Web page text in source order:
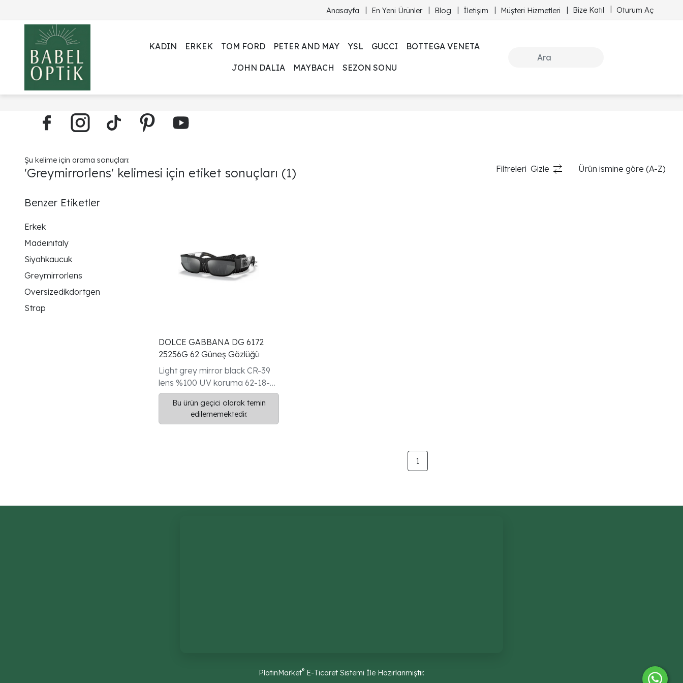
Anasayfa En Yeni Ürünler Blog İletişim Müşteri Hizmetleri Bize Katıl Oturum Aç
KADIN ERKEK TOM FORD PETER AND MAY YSL GUCCI BOTTEGA VENETA
JOHN DALIA MAYBACH SEZON SONU
Şu kelime için arama sonuçları:
'Greymirrorlens' kelimesi için etiket sonuçları (1) Filtreleri Gizle Ürün ismine göre (A-Z)
Benzer Etiketler
Erkek
Madeınıtaly
Siyahkaucuk
Greymirrorlens
Oversizedikdortgen
Strap
DOLCE GABBANA DG 6172
25256G 62 Güneş Gözlüğü
Light grey mirror black CR-39
lens %100 UV koruma 62-18-
145 mm
Bu ürün geçici olarak temin
edilememektedir.
1
PlatinMarket® E-Ticaret Sistemi İle Hazırlanmıştır.